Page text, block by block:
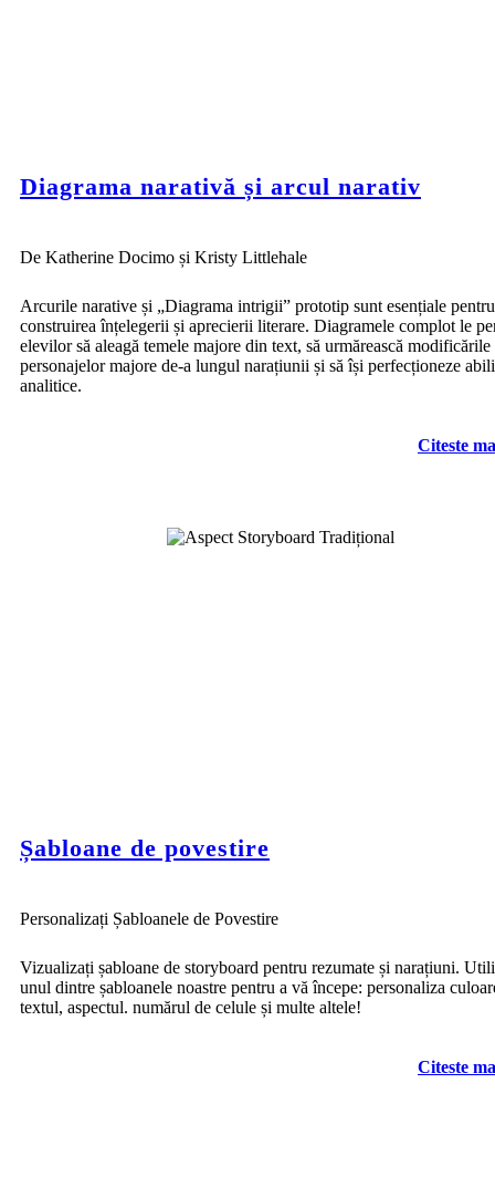
Diagrama narativă și arcul narativ
De Katherine Docimo și Kristy Littlehale
Arcurile narative și „Diagrama intrigii” prototip sunt esențiale pentru
construirea înțelegerii și aprecierii literare. Diagramele complot le
elevilor să aleagă temele majore din text, să urmărească modificările
personajelor majore de-a lungul narațiunii și să își perfecționeze
analitice.
Citeste
Șabloane de povestire
Personalizați Șabloanele de Povestire
Vizualizați șabloane de storyboard pentru rezumate și narațiuni.
unul dintre șabloanele noastre pentru a vă începe: personaliza
textul, aspectul. numărul de celule și multe altele!
Citeste